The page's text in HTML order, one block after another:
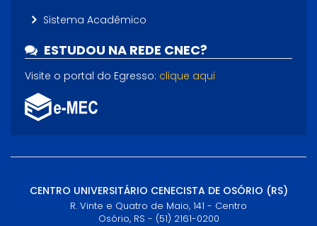
Sistema Acadêmico
ESTUDOU NA REDE CNEC?
Visite o portal do Egresso: clique aqui
CENTRO UNIVERSITÁRIO CENECISTA DE OSÓRIO (RS)
R. Vinte e Quatro de Maio, 141 - Centro
Osório, RS - (51) 2161-0200